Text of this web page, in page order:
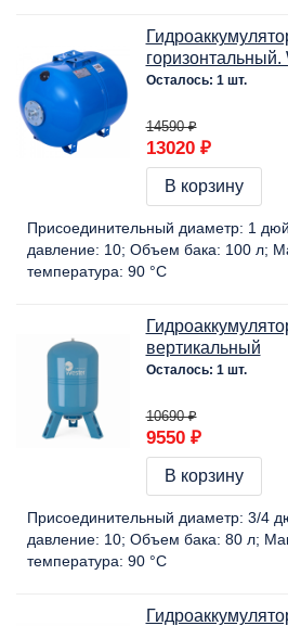
горизонтальный.
Осталось: 1 шт.
14590 ₽
13020 ₽
В корзину
Присоединительный диаметр: 1
давление: 10 Объем бака: 100 л
температура: 90 °C
вертикальный
Осталось: 1 шт.
10690 ₽
9550 ₽
В корзину
Присоединительный диаметр: 3/4
давление: 10 Объем бака: 80 л
температура: 90 °C